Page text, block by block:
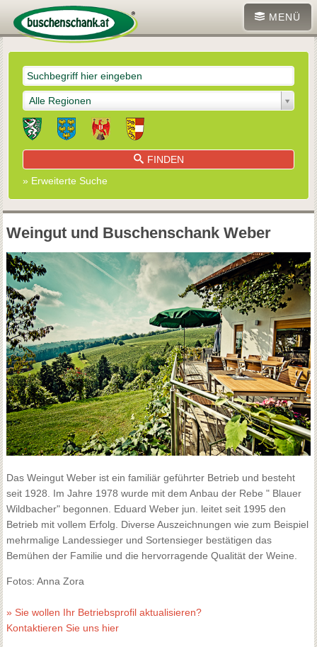
MENÜ
Alle Regionen
FINDEN
» Erweiterte Suche
Weingut und Buschenschank Weber
Das Weingut Weber ist ein familiär geführter Betrieb und besteht
seit 1928. Im Jahre 1978 wurde mit dem Anbau der Rebe " Blauer
Wildbacher" begonnen. Eduard Weber jun. leitet seit 1995 den
Betrieb mit vollem Erfolg. Diverse Auszeichnungen wie zum Beispiel
mehrmalige Landessieger und Sortensieger bestätigen das
Bemühen der Familie und die hervorragende Qualität der Weine.
Fotos: Anna Zora
» Sie wollen Ihr Betriebsprofil aktualisieren?
Kontaktieren Sie uns hier